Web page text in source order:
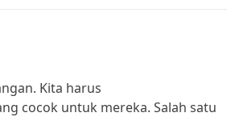
Kita harus
cocok untuk mereka. Salah satu